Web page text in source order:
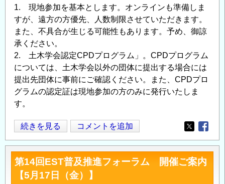
1. 現地参加を基本とします。オンラインも準備しま
すが、遠方の方優先、人数制限させていただきます。
また、不具合が生じる可能性もあります。予め、御諒
承ください。
2. 土木学会認定CPDプログラム」。CPDプログラム
については、土木学会以外の団体に提出する場合には
提出先団体に事前にご確認ください。また、CPDプロ
グラムの認定証は現地参加の方のみに発行いたしま
す。
第
13
回
海
中
続きを見る コメントを追加
Opens in
第14回EST普及推進フォーラム 開催ご案内
【5月17日（金）】